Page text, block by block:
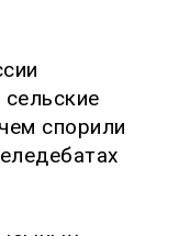
спорили